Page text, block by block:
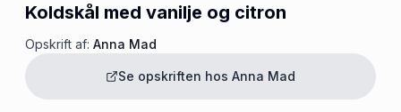
Koldskål med vanilje og citron
Opskrift af: Anna Mad
Se opskriften hos Anna Mad